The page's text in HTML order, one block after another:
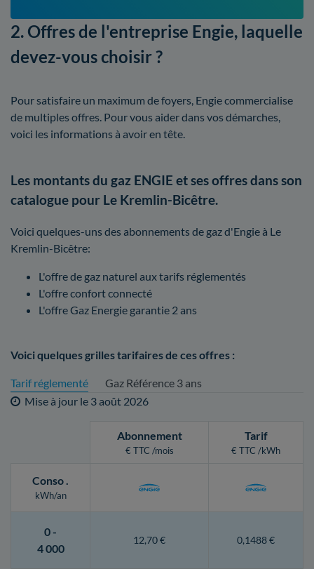
2. Offres de l'entreprise Engie, laquelle
devez-vous choisir ?
Pour satisfaire un maximum de foyers, Engie commercialise
de multiples offres. Pour vous aider dans vos démarches,
voici les informations à avoir en tête.
Les montants du gaz ENGIE et ses offres dans son
catalogue pour Le Kremlin-Bicêtre.
Voici quelques-uns des abonnements de gaz d'Engie à Le
Kremlin-Bicêtre:
L'offre de gaz naturel aux tarifs réglementés
L'offre confort connecté
L'offre Gaz Energie garantie 2 ans
Voici quelques grilles tarifaires de ces offres :
Tarif réglementé
Gaz Référence 3 ans
Mise à jour le 3 août 2026
Abonnement
€ TTC /mois
Tarif
€ TTC /kWh
Conso.
kWh/an
0 -
4 000
12,70 € 0,1488 €